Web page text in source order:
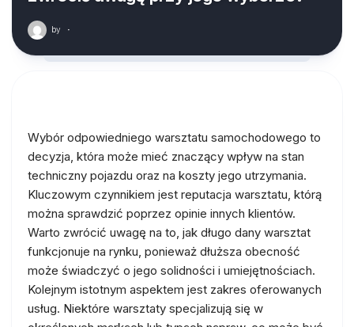
by ·
Wybór odpowiedniego warsztatu samochodowego to
decyzja, która może mieć znaczący wpływ na stan
techniczny pojazdu oraz na koszty jego utrzymania.
Kluczowym czynnikiem jest reputacja warsztatu, którą
można sprawdzić poprzez opinie innych klientów.
Warto zwrócić uwagę na to, jak długo dany warsztat
funkcjonuje na rynku, ponieważ dłuższa obecność
może świadczyć o jego solidności i umiejętnościach.
Kolejnym istotnym aspektem jest zakres oferowanych
usług. Niektóre warsztaty specjalizują się w